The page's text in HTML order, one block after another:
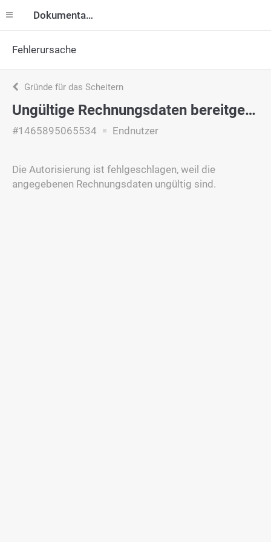
Dokumentation
Fehlerursache
Gründe für das Scheitern
Ungültige Rechnungsdaten bereitgestellt
#1465895065534 Endnutzer
Die Autorisierung ist fehlgeschlagen, weil die
angegebenen Rechnungsdaten ungültig sind.